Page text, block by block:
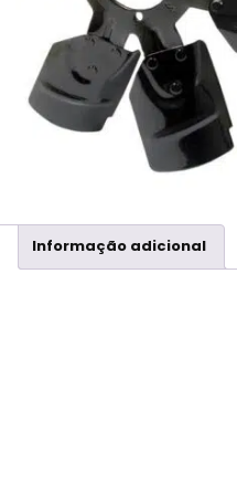
Informação adicional